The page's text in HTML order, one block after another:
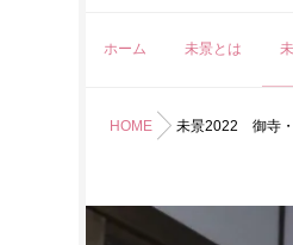
ホーム 未景とは
HOME 未景2022 御寺